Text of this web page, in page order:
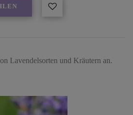
Lavendelsorten und Kräutern an.